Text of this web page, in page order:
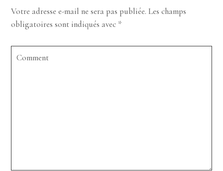
Votre adresse e-mail ne sera pas publiée. Les champs
obligatoires sont indiqués avec *